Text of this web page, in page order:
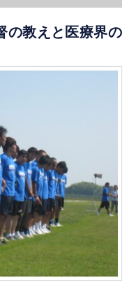
の教えと医療界の